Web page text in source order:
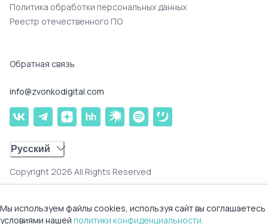
Мы используем файлы cookies, используя сайт вы соглашаетесь
условиями нашей политики конфиденциальности.
Обратная связь
info@zvonkodigital.com
Политика обработки персональных данных
Реестр отечественного ПО
Русский
Copyright 2026 All Rights Reserved